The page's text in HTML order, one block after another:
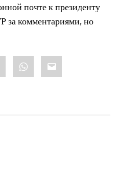
почте к президенту
комментариями, но
WhatsApp
Email